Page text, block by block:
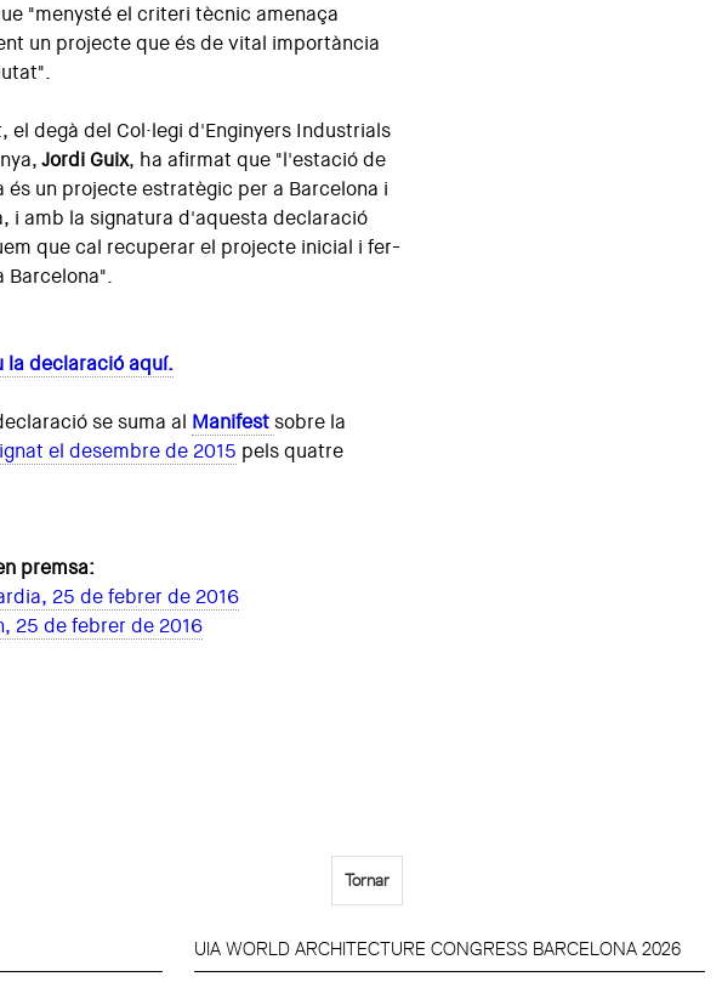
"menysté el criteri tècnic amenaça
un projecte que és de vital importància
el degà del Col·legi d'Enginyers Industrials
Jordi Guix, ha afirmat que "l'estació de
és un projecte estratègic per a Barcelona i
i amb la signatura d'aquesta declaració
que cal recuperar el projecte inicial i fer-
Barcelona".
la declaració aquí.
se suma al Manifest sobre la
el desembre de 2015 pels quatre
premsa:
25 de febrer de 2016
25 de febrer de 2016
Tornar
UIA WORLD ARCHITECTURE CONGRESS BARCELONA 2026